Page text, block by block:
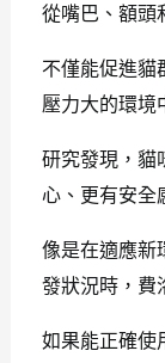
從嘴巴、額頭
不僅能促進貓
壓力大的環境
研究發現，貓
心、更有安全
像是在適應新
發狀況時，費
如果能正確使